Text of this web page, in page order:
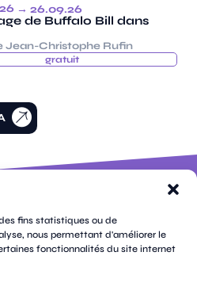
fins statistiques ou de
nous permettant d'améliorer le
fonctionnalités du site internet
→ 26.09.26
de Buffalo Bill dans
Jean-Christophe Rufin
gratuit
pages
plan